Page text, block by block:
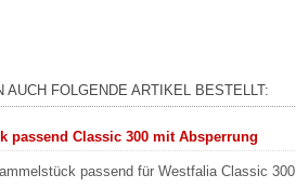
FOLGENDE ARTIKEL BESTELLT:
passend Classic 300 mit Absperrung
passend für Westfalia Classic 300